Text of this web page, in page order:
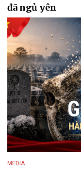
đã ngủ yên
MEDIA